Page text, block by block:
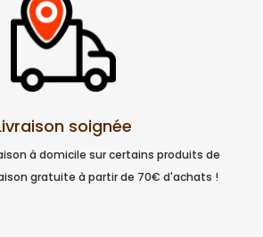
soignée
à domicile sur certains produits de
gratuite à partir de 70€ d'achats !